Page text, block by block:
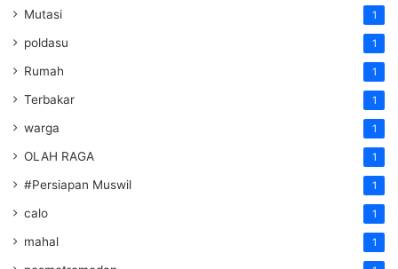
Mutasi 1
poldasu 1
Rumah 1
Terbakar 1
warga 1
OLAH RAGA 1
#Persiapan Muswil 1
calo 1
mahal 1